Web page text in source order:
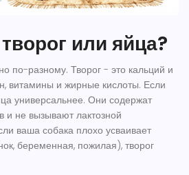
или яйца?
по-разному. Творог - это кальций и
витамины и жирные кислоты. Если
универсальнее. Они содержат
и не вызывают лактозной
ваша собака плохо усваивает
беременная, пожилая), творог